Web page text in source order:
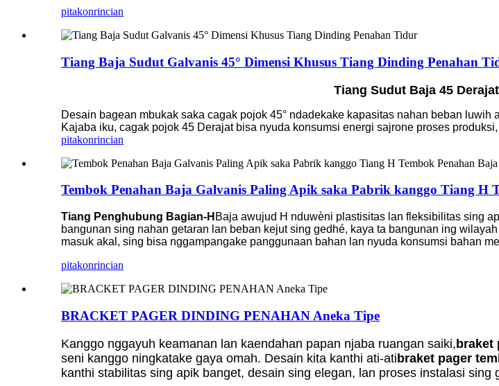
pitakonrincian
Tiang Baja Sudut Galvanis 45° Dimensi Khusus Tiang Dinding Penahan
Tiang Sudut Baja 45
Desain bagean mbukak saka cagak pojok 45° ndadekake kapasitas nahan beban
Kajaba iku, cagak pojok 45 Derajat bisa nyuda konsumsi energi sajrone proses
pitakonrincian
Tembok Penahan Baja Galvanis Paling Apik saka Pabrik kanggo Tiang H
Tiang Penghubung Bagian-H Baja awujud H nduwèni plastisitas lan fleksibilitas sing
bangunan sing nahan getaran lan beban kejut sing gedhé, kaya ta bangunan ing
masuk akal, sing bisa nggampangake panggunaan bahan lan nyuda konsumsi bahan
pitakonrincian
BRACKET PAGER DINDING PENAHAN Aneka Tipe
Kanggo nggayuh keamanan lan kaendahan papan njaba ruangan saiki,braket
seni kanggo ningkatake gaya omah. Desain kita kanthi ati-atibraket pager
kanthi stabilitas sing apik banget, desain sing elegan, lan proses instalasi sing